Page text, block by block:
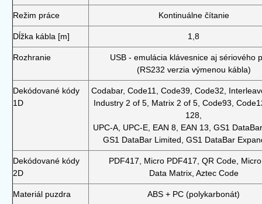
Režim práce Kontinuálne čítanie
Dĺžka kábla [m] 1,8
Rozhranie
USB - emulácia klávesnice aj sériového
(RS232 verzia výmenou kábla)
Dekódované kódy
1D
Codabar, Code11, Code39, Code32,
Industry 2 of 5, Matrix 2 of 5, Code93,
128,
UPC-A, UPC-E, EAN 8, EAN 13, GS1
GS1 DataBar Limited, GS1 DataBar
Dekódované kódy
2D
PDF417, Micro PDF417, QR Code,
Data Matrix, Aztec Code
Materiál puzdra ABS + PC (polykarbonát)